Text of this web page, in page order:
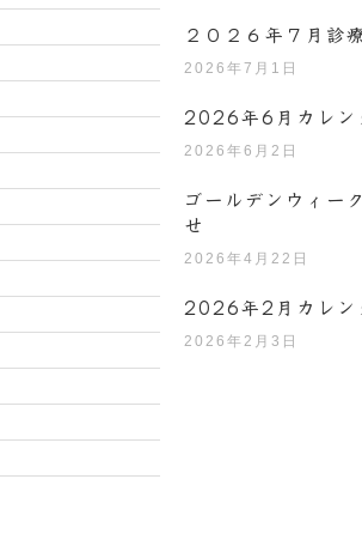
２０２６年７月診
2026年7月1日
2026年6月カレン
2026年6月2日
ゴールデンウィー
せ
2026年4月22日
2026年2月カレン
2026年2月3日